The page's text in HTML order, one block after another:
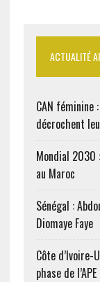
ACTUALITÉ
CAN féminine
décrochent
Mondial 2030
au Maroc
Sénégal :
Diomaye Faye
Côte
phase de l’APE